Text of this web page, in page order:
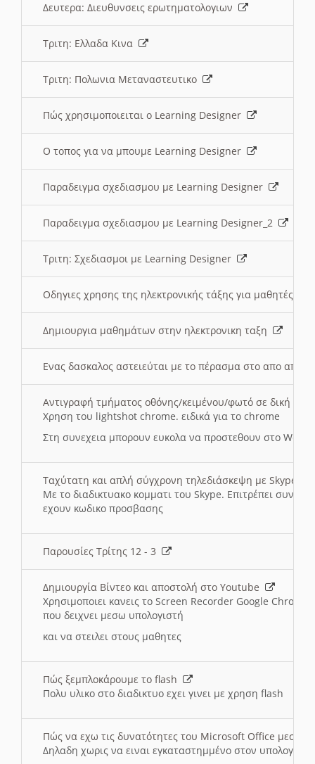
Δευτερα: Διευθυνσεις ερωτηματολογιων
Τριτη: Ελλαδα Κινα
Τριτη: Πολωνια Μεταναστευτικο
Πώς χρησιμοποιειται ο Learning Designer
O τοπος για να μπουμε Learning Designer
Παραδειγμα σχεδιασμου με Learning Designer
Παραδειγμα σχεδιασμου με Learning Designer_2
Τριτη: Σχεδιασμοι με Learning Designer
Οδηγιες χρησης της ηλεκτρονικής τάξης για μαθητές
Δημιουργια μαθημάτων στην ηλεκτρονικη ταξη
Ενας δασκαλος αστειεύται με το πέρασμα στο απο
Αντιγραφή τμήματος οθόνης/κειμένου/φωτό σε δική
Χρηση του lightshot chrome. ειδικά για το chrome
Στη συνεχεια μπορουν ευκολα να προστεθουν στο Word
Ταχύτατη και απλή σύγχρονη τηλεδιάσκεψη με Skype
Με το διαδικτυακο κομματι του Skype. Επιτρέπει
εχουν κωδικο προσβασης
Παρουσίες Τρίτης 12 - 3
Δημιουργία Βίντεο και αποστολή στο Youtube
Χρησιμοποιει κανεις το Screen Recorder Google Chrome
που δειχνει μεσω υπολογιστή
και να στειλει στους μαθητες
Πώς ξεμπλοκάρουμε το flash
Πολυ υλικο στο διαδικτυο εχει γινει με χρηση flash
Πώς να εχω τις δυνατότητες του Microsoft Office μεσω
Δηλαδη χωρις να ειναι εγκαταστημμένο στον